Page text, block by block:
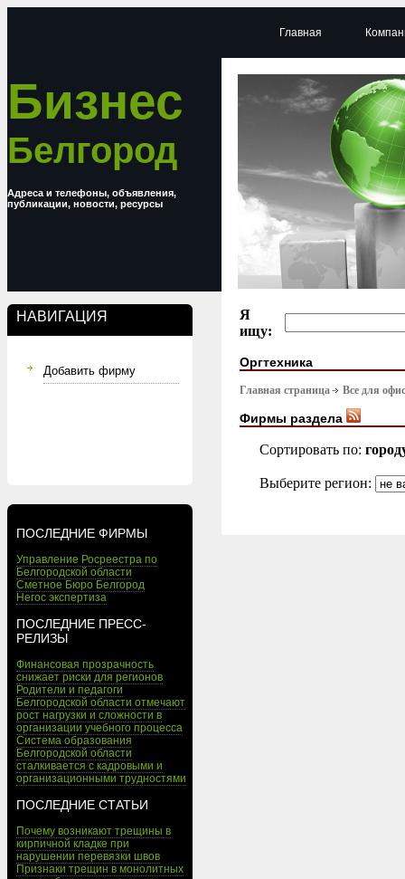
Бизнес
Белгород
Адреса и телефоны, объявления,
публикации, новости, ресурсы
НАВИГАЦИЯ
Добавить фирму
ПОСЛЕДНИЕ ФИРМЫ
Управление Росреестра по
Белгородской области
Сметное Бюро Белгород
Негос экспертиза
ПОСЛЕДНИЕ ПРЕСС-
РЕЛИЗЫ
Финансовая прозрачность
снижает риски для регионов
Родители и педагоги
Белгородской области отмечают
рост нагрузки и сложности в
организации учебного процесса
Система образования
Белгородской области
сталкивается с кадровыми и
организационными трудностями
ПОСЛЕДНИЕ СТАТЬИ
Почему возникают трещины в
кирпичной кладке при
нарушении перевязки швов
Признаки трещин в монолитных
Главная
Я
ищу:
Оргтехника
Главная страница Все для
Фирмы раздела
Сортировать по:
Выберите регион: